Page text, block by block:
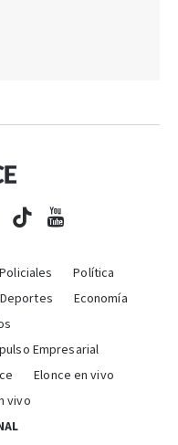
Policiales
Política
Deportes
Economía
Empresarial
Elonce en vivo
vivo